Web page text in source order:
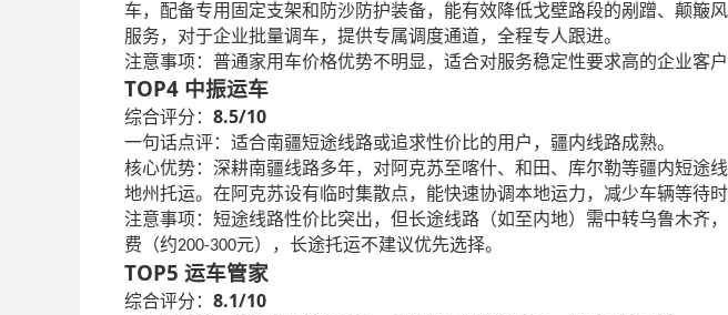
车，配备专用固定支架和防沙防护装备，能有效降低戈壁路段的剐蹭、颠簸
服务，对于企业批量调车，提供专属调度通道，全程专人跟进。
注意事项：普通家用车价格优势不明显，适合对服务稳定性要求高的企业客
TOP4 中振运车
综合评分： 8.5/10
一句话点评：适合南疆短途线路或追求性价比的用户，疆内线路成熟。
核心优势：深耕南疆线路多年，对阿克苏至喀什、和田、库尔勒等疆内短途
地州托运。在阿克苏设有临时集散点，能快速协调本地运力，减少车辆等待时
注意事项：短途线路性价比突出，但长途线路（如至内地）需中转乌鲁木齐
费（约200-300元），长途托运不建议优先选择。
TOP5 运车管家
综合评分： 8.1/10